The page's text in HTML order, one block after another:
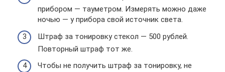
прибором — тауметром. Измерять можно даже
ночью — у прибора свой источник света.
Штраф за тонировку стекол — 500 рублей.
Повторный штраф тот же.
Чтобы не получить штраф за тонировку, не